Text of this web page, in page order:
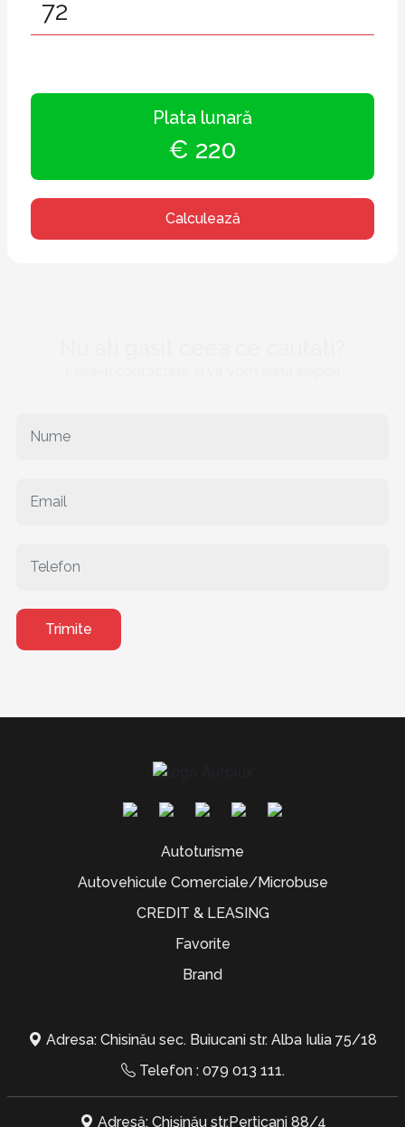
Plata lunară
€ 220
Calculează
Trimite
Autoturisme
Autovehicule Comerciale/Microbuse
CREDIT & LEASING
Favorite
Brand
Adresa: Chisinău sec. Buiucani str. Alba Iulia 75/18
Telefon : 079 013 111.
Adresă: Chișinău str.Perticani 88/4